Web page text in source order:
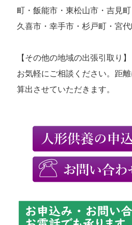
町・飯能市・東松山市・吉見
久喜市・幸手市・杉戸町・宮
【その他の地域の出張引取り】
お気軽にご相談ください。距
算出させていただきます。